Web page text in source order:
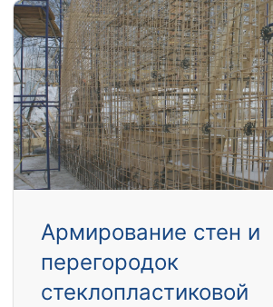
Армирование стен и
перегородок
стеклопластиковой